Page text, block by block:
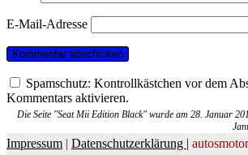
E-Mail-Adresse
Spamschutz: Kontrollkästchen vor dem
Kommentars aktivieren.
Die Seite "Seat Mii Edition Black" wurde am 28. Januar
Impressum | Datenschutzerklärung |